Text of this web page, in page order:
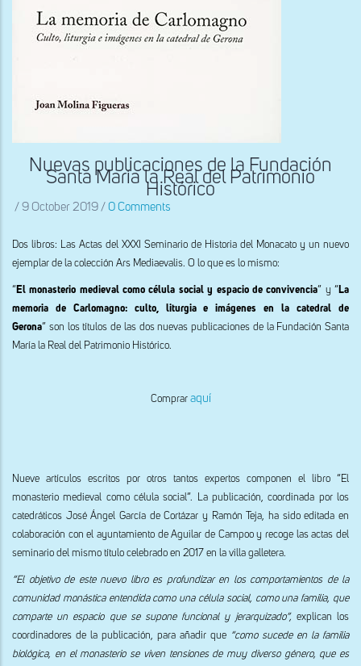
Nuevas publicaciones de la Fundación
Santa María la Real del Patrimonio
Histórico
/ 9 October 2019 / 0 Comments
Dos libros: Las Actas del XXXI Seminario de Historia del Monacato y un nuevo
ejemplar de la colección Ars Mediaevalis. O lo que es lo mismo:
“ El monasterio medieval como célula social y espacio de convivencia” y “ La
memoria de Carlomagno: culto, liturgia e imágenes en la catedral de
Gerona” son los títulos de las dos nuevas publicaciones de la Fundación Santa
María la Real del Patrimonio Histórico.
Comprar aquí
Nueve artículos escritos por otros tantos expertos componen el libro “El
monasterio medieval como célula social”. La publicación, coordinada por los
catedráticos José Ángel García de Cortázar y Ramón Teja, ha sido editada en
colaboración con el ayuntamiento de Aguilar de Campoo y recoge las actas del
seminario del mismo título celebrado en 2017 en la villa galletera.
“El objetivo de este nuevo libro es profundizar en los comportamientos de la
comunidad monástica entendida como una célula social, como una familia, que
comparte un espacio que se supone funcional y jerarquizado”, explican los
coordinadores de la publicación, para añadir que “como sucede en la familia
biológica, en el monasterio se viven tensiones de muy diverso género, que es